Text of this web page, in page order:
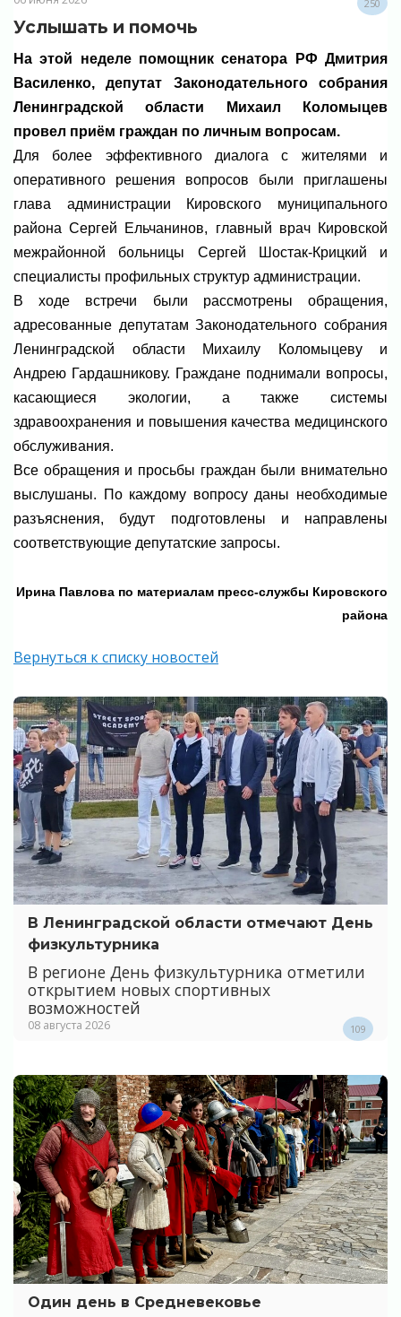
250
Услышать и помочь
На этой неделе помощник сенатора РФ Дмитрия
Василенко, депутат Законодательного собрания
Ленинградской области Михаил Коломыцев
провел приём граждан по личным вопросам.
Для более эффективного диалога с жителями и
оперативного решения вопросов были приглашены
глава администрации Кировского муниципального
района Сергей Ельчанинов, главный врач Кировской
межрайонной больницы Сергей Шостак-Крицкий и
специалисты профильных структур администрации.
В ходе встречи были рассмотрены обращения,
адресованные депутатам Законодательного собрания
Ленинградской области Михаилу Коломыцеву и
Андрею Гардашникову. Граждане поднимали вопросы,
касающиеся экологии, а также системы
здравоохранения и повышения качества медицинского
обслуживания.
Все обращения и просьбы граждан были внимательно
выслушаны. По каждому вопросу даны необходимые
разъяснения, будут подготовлены и направлены
соответствующие депутатские запросы.
Ирина Павлова по материалам пресс-службы Кировского
района
Вернуться к списку новостей
В Ленинградской области отмечают День
физкультурника
В регионе День физкультурника отметили
открытием новых спортивных
возможностей
08 августа 2026 109
Один день в Средневековье